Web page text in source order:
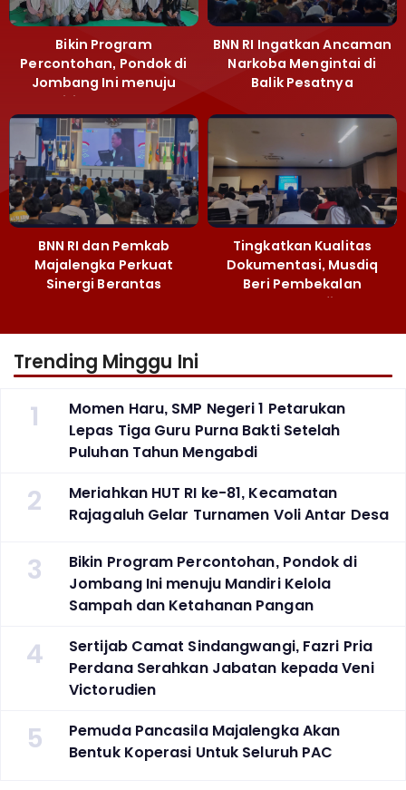
Bikin Program
Percontohan, Pondok di
Jombang Ini menuju
Mandiri Kelola Sampah
dan Ketahanan Pangan
BNN RI Ingatkan Ancaman
Narkoba Mengintai di
Balik Pesatnya
Majalengka
BNN RI dan Pemkab
Majalengka Perkuat
Sinergi Berantas
Tingkatkan Kualitas
Dokumentasi, Musdiq
Beri Pembekalan
Fotografi ‎
Trending Minggu Ini
1
Momen Haru, SMP Negeri 1 Petarukan
Lepas Tiga Guru Purna Bakti Setelah
Puluhan Tahun Mengabdi
2
Meriahkan HUT RI ke-81, Kecamatan
Rajagaluh Gelar Turnamen Voli Antar Desa
3
Bikin Program Percontohan, Pondok di
Jombang Ini menuju Mandiri Kelola
Sampah dan Ketahanan Pangan
4
Sertijab Camat Sindangwangi, Fazri Pria
Perdana Serahkan Jabatan kepada Veni
Victorudien
5
Pemuda Pancasila Majalengka Akan
Bentuk Koperasi Untuk Seluruh PAC